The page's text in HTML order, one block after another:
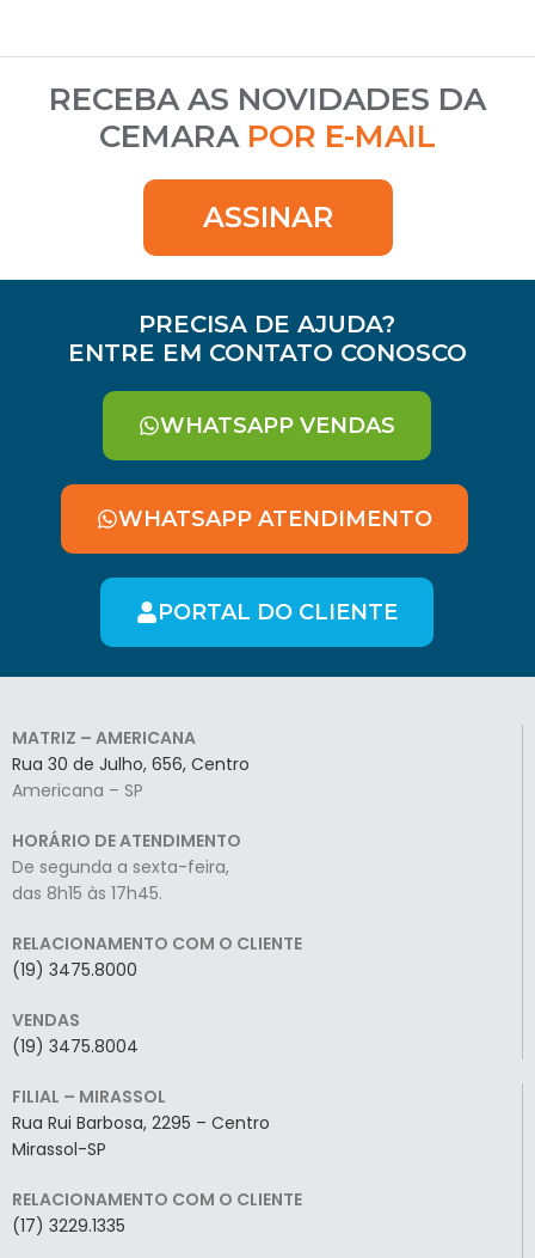
RECEBA AS NOVIDADES DA
CEMARA POR E-MAIL
ASSINAR
PRECISA DE AJUDA?
ENTRE EM CONTATO CONOSCO
WHATSAPP VENDAS
WHATSAPP ATENDIMENTO
PORTAL DO CLIENTE
MATRIZ – AMERICANA
Rua 30 de Julho, 656, Centro
Americana – SP
HORÁRIO DE ATENDIMENTO
De segunda a sexta-feira,
das 8h15 às 17h45.
RELACIONAMENTO COM O CLIENTE
(19) 3475.8000
VENDAS
(19) 3475.8004
FILIAL – MIRASSOL
Rua Rui Barbosa, 2295 – Centro
Mirassol-SP
RELACIONAMENTO COM O CLIENTE
(17) 3229.1335